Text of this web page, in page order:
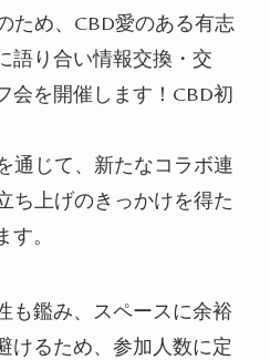
ため、CBD愛のある有志
語り合い情報交換・交
会を開催します！CBD初
通じて、新たなコラボ連
ち上げのきっかけを得た
。
も鑑み、スペースに余裕
けるため、参加人数に定